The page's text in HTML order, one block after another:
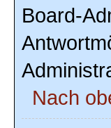
Board-
Nach